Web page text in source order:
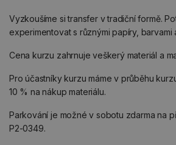
Vyzkoušíme si transfer v tradiční formě.
experimentovat s různými papíry, barvami
Cena kurzu zahrnuje veškerý materiál a
Pro účastníky kurzu máme v průběhu
10 % na nákup materiálu.
Parkování je možné v sobotu zdarma na
P2-0349.